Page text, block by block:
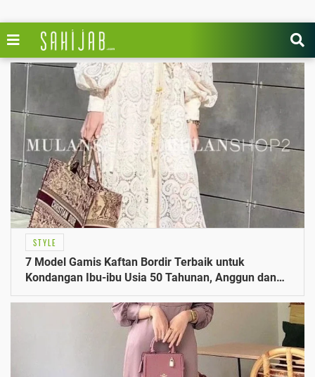
STYLE
7 Model Gamis Kaftan Bordir Terbaik untuk
Kondangan Ibu-ibu Usia 50 Tahunan, Anggun dan
Nyaman